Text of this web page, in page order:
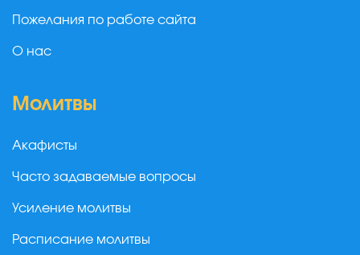
Пожелания по работе сайта
О нас
Молитвы
Акафисты
Часто задаваемые вопросы
Усиление молитвы
Расписание молитвы